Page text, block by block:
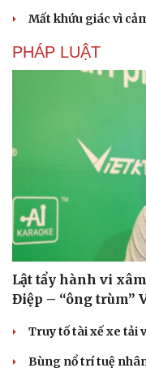
Mất khứu giác vì
PHÁP LUẬT
Lật tẩy hành vi
Điệp – “ông trùm”
Truy tố tài xế xe tải
Bùng nổ trí tuệ